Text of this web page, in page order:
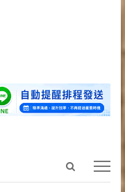
Open
search